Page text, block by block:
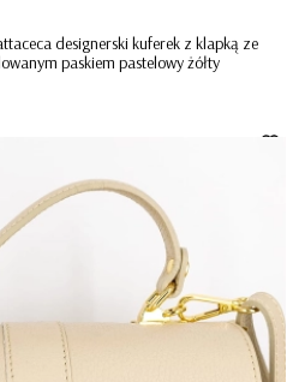
designerski kuferek z klapką ze
paskiem pastelowy żółty